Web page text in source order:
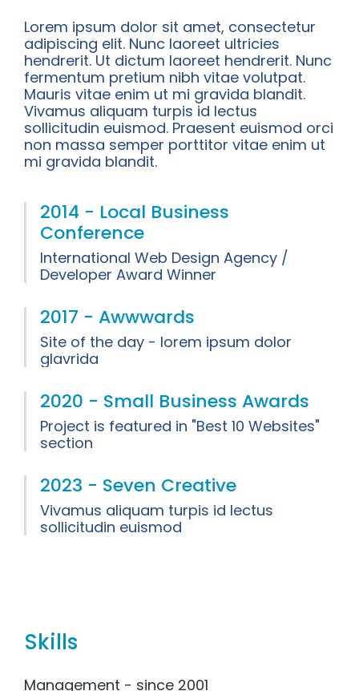
Lorem ipsum dolor sit amet, consectetur
adipiscing elit. Nunc laoreet ultricies
hendrerit. Ut dictum laoreet hendrerit. Nunc
fermentum pretium nibh vitae volutpat.
Mauris vitae enim ut mi gravida blandit.
Vivamus aliquam turpis id lectus
sollicitudin euismod. Praesent euismod orci
non massa semper porttitor vitae enim ut
mi gravida blandit.
2014 - Local Business
Conference
International Web Design Agency /
Developer Award Winner
2017 - Awwwards
Site of the day - lorem ipsum dolor
glavrida
2020 - Small Business Awards
Project is featured in "Best 10 Websites"
section
2023 - Seven Creative
Vivamus aliquam turpis id lectus
sollicitudin euismod
Skills
Management - since 2001